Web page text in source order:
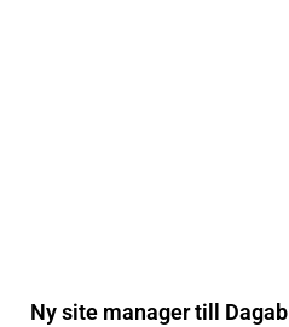
Ny site manager till Dagab